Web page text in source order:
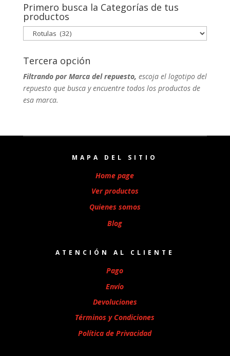
Primero busca la Categorías de tus
productos
Tercera opción
Filtrando por Marca del repuesto, escoja el logotipo del
repuesto que busca y encuentre todos los productos de
esa marca.
MAPA DEL SITIO
Home page
Ver productos
Quienes somos
Blog
ATENCIÓN AL CLIENTE
Pago
Envío
Devoluciones
Términos y Condiciones
Política de Privacidad